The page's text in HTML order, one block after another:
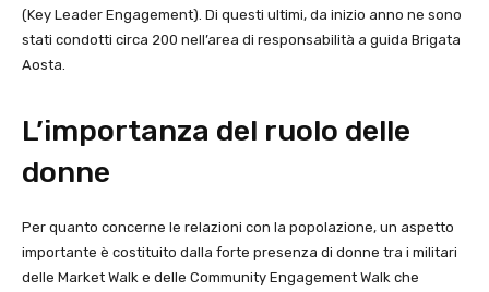
(Key Leader Engagement). Di questi ultimi, da inizio anno ne sono
stati condotti circa 200 nell’area di responsabilità a guida Brigata
Aosta.
L’importanza del ruolo delle
donne
Per quanto concerne le relazioni con la popolazione, un aspetto
importante è costituito dalla forte presenza di donne tra i militari
delle Market Walk e delle Community Engagement Walk che